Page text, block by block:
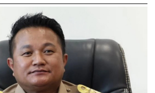
กร้านทั่วไปสู่ร้านที่เน้นบรรยากาศและ
าง ขณะที่กลุ่มสินค้าแบรนด์หรูยังเป็นอีก
นการดึงทราฟฟิกเข้าสู่โครงการ
า แนวทางการดำเนินงานของเซ็นทรัล
อปเมนท์ มีความยืดหยุ่นสูง โดยจะ
องแต่ละทำเลเป็นหลัก หากพื้นที่ใด